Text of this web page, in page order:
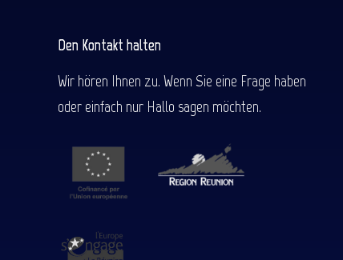
Den Kontakt halten
Wir hören Ihnen zu. Wenn Sie eine Frage haben
oder einfach nur Hallo sagen möchten.